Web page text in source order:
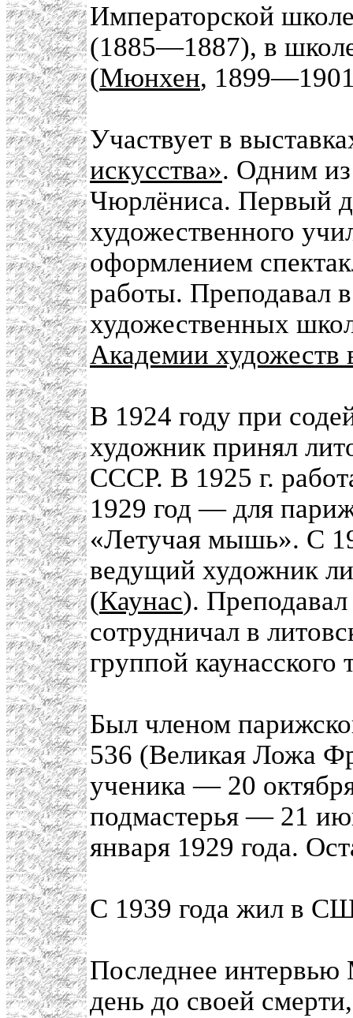
Императорской
(1885—1887), в
(Мюнхен,
Участвует в
искусства». Одним
Чюрлёниса. Первый
художественного
оформлением
работы. Преподавал
художественных
Академии художеств
В 1924 году при
художник принял
СССР. В 1925 г.
1929 год — для
«Летучая мышь». С
ведущий художник
(Каунас).
сотрудничал в
группой каунасского
Был членом
536 (Великая Ложа
ученика — 20
подмастерья — 21
января 1929 года.
С 1939 года жил в
Последнее интервью
день до своей